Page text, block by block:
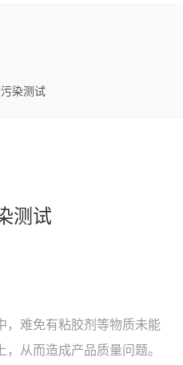
染测试
测试
难免有粘胶剂等物质未能
从而造成产品质量问题。